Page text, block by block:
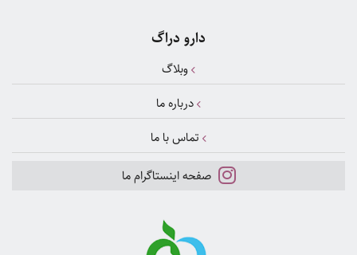
دارو دراگ
وبلاگ
درباره ما
تماس با ما
صفحه اینستاگرام ما